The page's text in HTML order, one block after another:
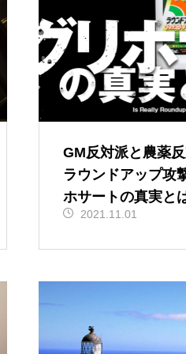
GM反対派と農薬
ラウンドアップ攻
ホサートの真実と
（vol.1）
2021.11.01